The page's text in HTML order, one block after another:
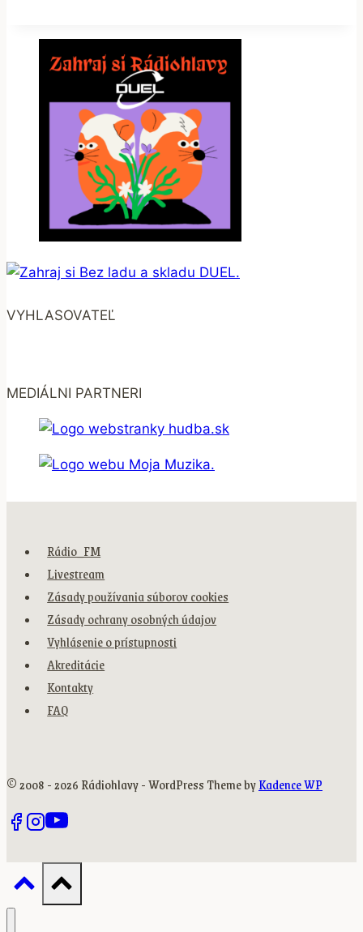
VYHLASOVATEĽ
MEDIÁLNI PARTNERI
Rádio_FM
Livestream
Zásady používania súborov cookies
Zásady ochrany osobných údajov
Vyhlásenie o prístupnosti
Akreditácie
Kontakty
FAQ
© 2008 - 2026 Rádiohlavy - WordPress Theme byKadence WP